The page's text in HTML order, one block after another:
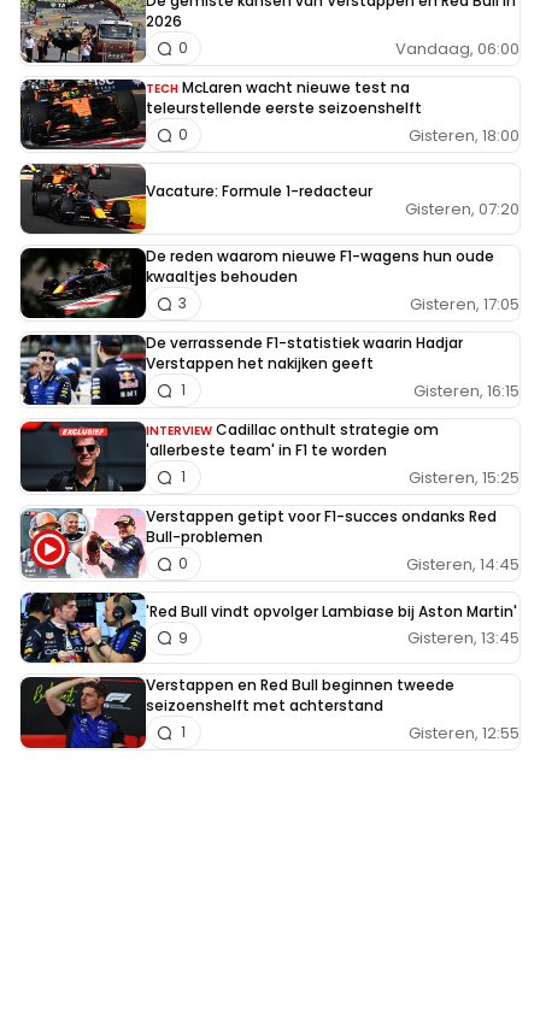
2026
Vandaag, 06:00
0
TECH McLaren wacht nieuwe test na
teleurstellende eerste seizoenshelft
Gisteren, 18:00
0
Vacature: Formule 1-redacteur
Gisteren, 07:20
De reden waarom nieuwe F1-wagens hun oude
kwaaltjes behouden
Gisteren, 17:05
3
De verrassende F1-statistiek waarin Hadjar
Verstappen het nakijken geeft
Gisteren, 16:15
1
INTERVIEW Cadillac onthult strategie om
'allerbeste team' in F1 te worden
Gisteren, 15:25
1
Verstappen getipt voor F1-succes ondanks Red
Bull-problemen
Gisteren, 14:45
0
'Red Bull vindt opvolger Lambiase bij Aston Martin'
Gisteren, 13:45
9
Verstappen en Red Bull beginnen tweede
seizoenshelft met achterstand
Gisteren, 12:55
1